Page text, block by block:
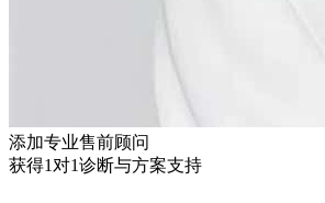
添加专业售前顾问
获得1对1诊断与方案支持